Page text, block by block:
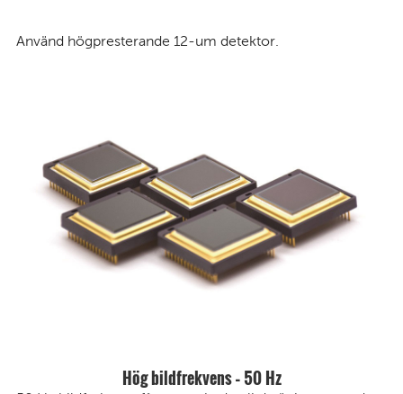
Använd högpresterande 12-um detektor.
Hög bildfrekvens – 50 Hz